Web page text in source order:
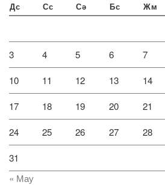
Дс Сс Сә Бс Жм
3 4 5 6 7
10 11 12 13 14
17 18 19 20 21
24 25 26 27 28
31
« Мау